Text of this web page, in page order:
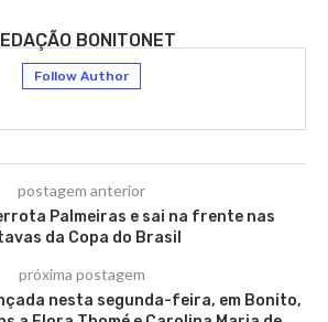
BONITONET
Follow Author
postagem anterior
Palmeiras e sai na frente nas
da Copa do Brasil
próxima postagem
nesta segunda-feira, em Bonito,